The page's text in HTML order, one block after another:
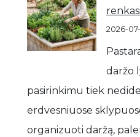
2026-
daržo
pasirinkimu tiek
erdvesniuose
organizuoti daržą,